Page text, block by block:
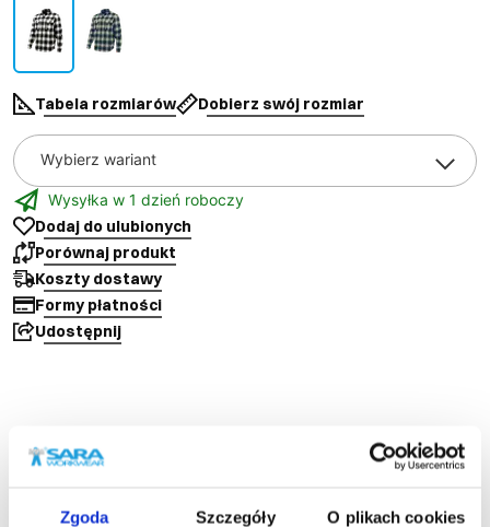
Zgoda Szczegóły O plikach cookies
Tabela rozmiarów Dobierz swój rozmiar
Wybierz wariant
Wysyłka w 1 dzień roboczy
Dodaj do ulubionych
Porównaj produkt
Koszty dostawy
Formy płatności
Udostępnij
Nasz newsletter